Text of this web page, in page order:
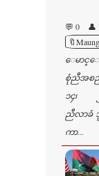
💬 0 👤
ေမာင္ေ
စုံညီအစ
၁၄၊ ၂၀
ညီလာခံ
ကာ...